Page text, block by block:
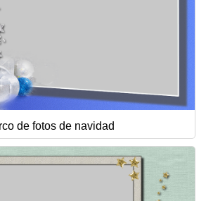
de fotos de navidad